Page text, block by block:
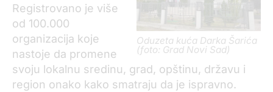
Oduzeta kuća Darka Šarića
(foto: Grad Novi Sad)
Registrovano je više
od 100.000
organizacija koje
nastoje da promene
svoju lokalnu sredinu, grad, opštinu, državu i
region onako kako smatraju da je ispravno.